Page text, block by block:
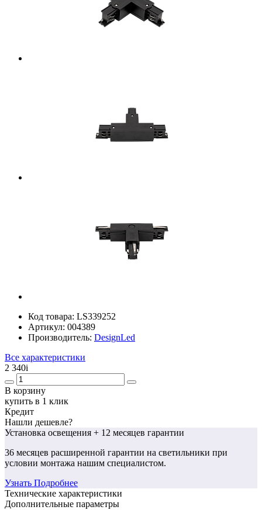
Код товара: LS339252
Артикул: 004389
Производитель: DesignLed
Все характеристики
2 340i
В корзину
купить в 1 клик
Кредит
Нашли дешевле?
Установка освещения + 12 месяцев гарантии
36 месяцев расширенной гарантии на светильники при
условии монтажа нашим специалистом.
Узнать Подробнее
Технические характеристики
Дополнительные параметры